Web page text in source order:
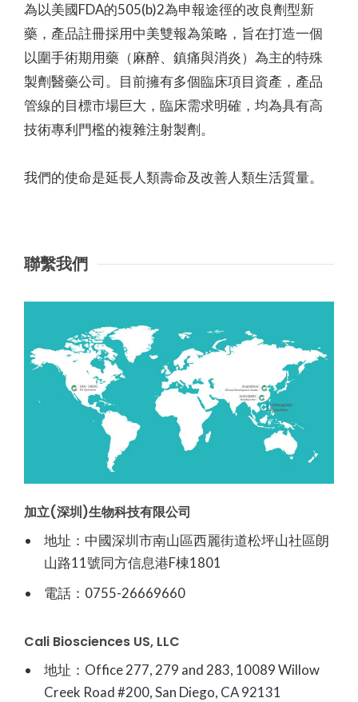
為以美國FDA的505(b)2為申報途徑的改良劑型新
藥，產品註冊採用中美雙報為策略，旨在打造一個
以圍手術期用藥（麻醉、鎮痛與消炎）為主的特殊
製劑醫藥公司。目前擁有多個臨床項目資產，產品
管線的目標市場巨大，臨床需求明確，均為具有高
技術專利門檻的複雜注射製劑。
我們的使命是延長人類壽命及改善人類生活質量。
聯繫我們
加立(深圳)生物科技有限公司
地址：中國深圳市南山區西麗街道松坪山社區朗
山路11號同方信息港F棟1801
電話：0755-26669660
Cali Biosciences US, LLC
地址：Office 277, 279 and 283, 10089 Willow
Creek Road #200, San Diego, CA 92131